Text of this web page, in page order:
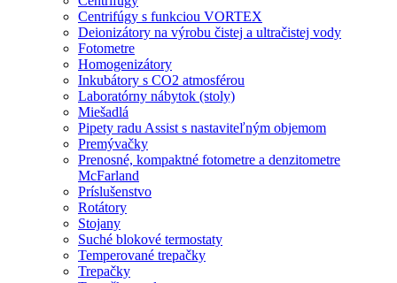
Centrifúgy s funkciou VORTEX
Deionizátory na výrobu čistej a ultračistej vody
Fotometre
Homogenizátory
Inkubátory s CO2 atmosférou
Laboratórny nábytok (stoly)
Miešadlá
Pipety radu Assist s nastaviteľným objemom
Premývačky
Prenosné, kompaktné fotometre a denzitometre
McFarland
Príslušenstvo
Rotátory
Stojany
Suché blokové termostaty
Temperované trepačky
Trepačky